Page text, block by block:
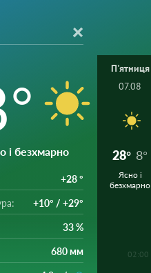
і безхмарно
+28 °
+10° / +29°
33 %
680 мм
П'ятниця
07.08
28° 8°
Ясно і
безхмарно
02:00